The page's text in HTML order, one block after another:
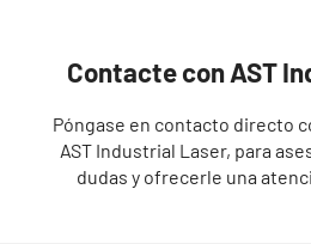
Contacte con AST
Póngase en contacto directo
AST Industrial Laser, para
dudas y ofrecerle una